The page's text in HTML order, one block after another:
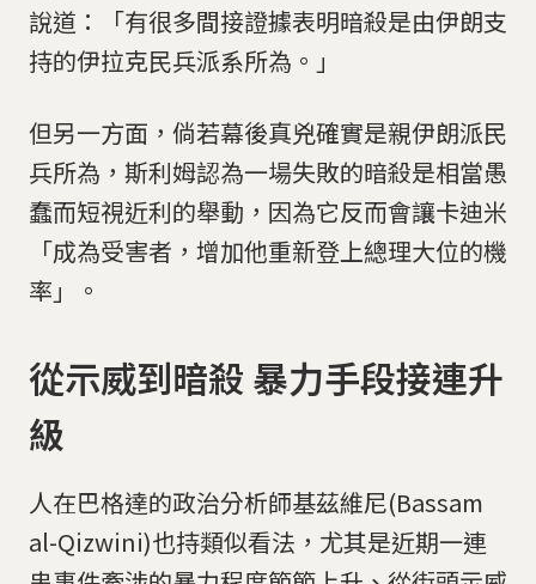
說道：「有很多間接證據表明暗殺是由伊朗支
持的伊拉克民兵派系所為。」
但另一方面，倘若幕後真兇確實是親伊朗派民
兵所為，斯利姆認為一場失敗的暗殺是相當愚
蠢而短視近利的舉動，因為它反而會讓卡迪米
「成為受害者，增加他重新登上總理大位的機
率」。
從示威到暗殺 暴力手段接連升
級
人在巴格達的政治分析師基茲維尼(Bassam
al-Qizwini)也持類似看法，尤其是近期一連